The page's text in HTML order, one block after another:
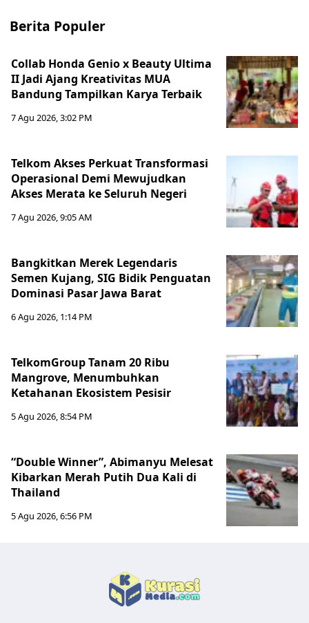
Berita Populer
Collab Honda Genio x Beauty Ultima
II Jadi Ajang Kreativitas MUA
Bandung Tampilkan Karya Terbaik
7 Agu 2026, 3:02 PM
Telkom Akses Perkuat Transformasi
Operasional Demi Mewujudkan
Akses Merata ke Seluruh Negeri
7 Agu 2026, 9:05 AM
Bangkitkan Merek Legendaris
Semen Kujang, SIG Bidik Penguatan
Dominasi Pasar Jawa Barat
6 Agu 2026, 1:14 PM
TelkomGroup Tanam 20 Ribu
Mangrove, Menumbuhkan
Ketahanan Ekosistem Pesisir
5 Agu 2026, 8:54 PM
“Double Winner”, Abimanyu Melesat
Kibarkan Merah Putih Dua Kali di
Thailand
5 Agu 2026, 6:56 PM